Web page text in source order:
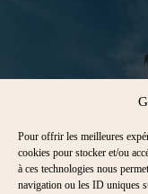
Pour offrir les meilleures
cookies pour stocker et/ou
à ces technologies nous
navigation ou les ID uniques